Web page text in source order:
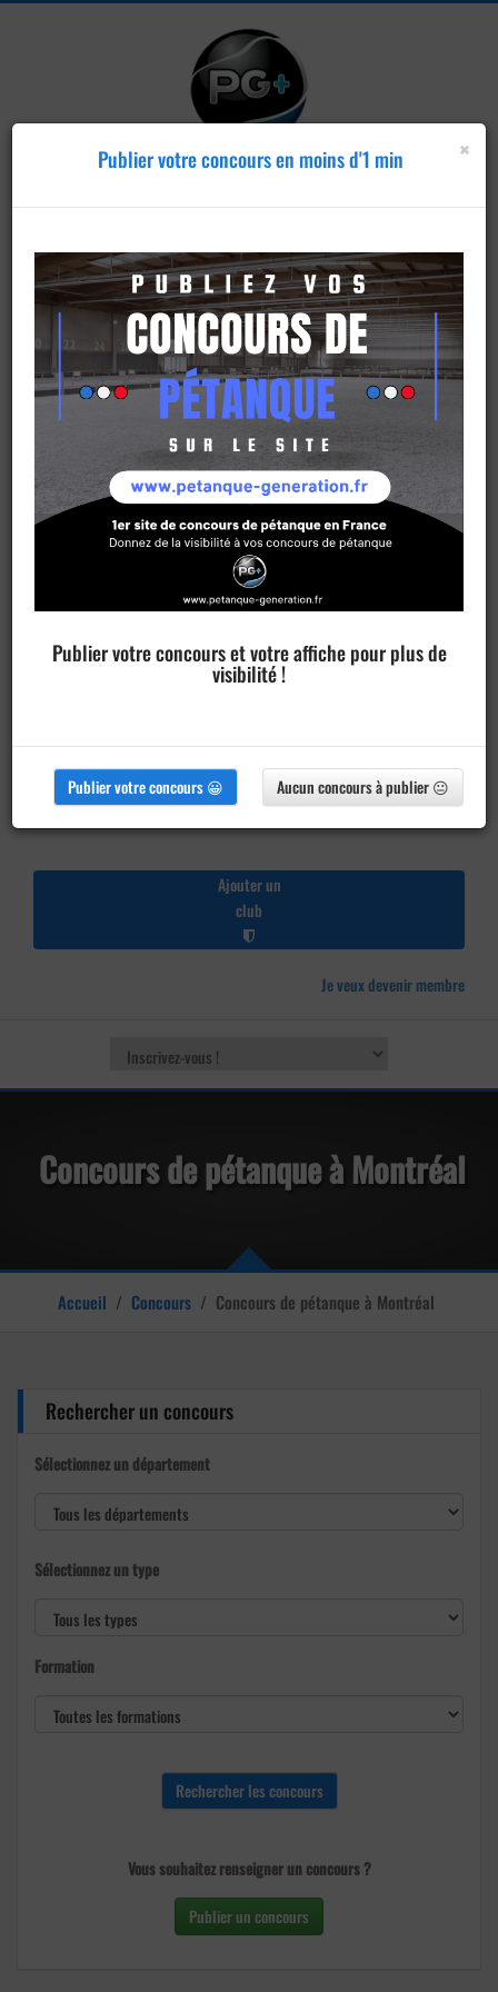
Publier un
concours
Ajouter un
club
Je veux devenir membre
Concours de pétanque à Montréal
Accueil / Concours / Concours de pétanque à Montréal
Rechercher un concours
Sélectionnez un département
Sélectionnez un type
Formation
Vous souhaitez renseigner un concours ?
Publier un concours
×
Publier votre concours en moins d'1 min
Publier votre concours et votre affiche pour plus de
visibilité !
Publier votre concours 😀 Aucun concours à publier 😐